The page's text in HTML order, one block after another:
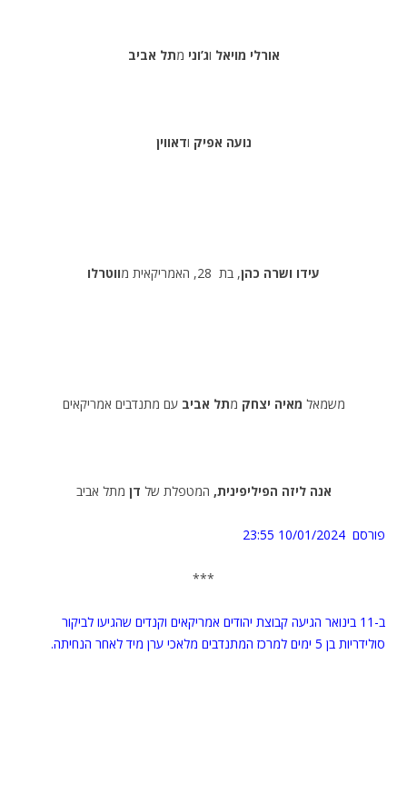
אורלי מויאל וג’וני מתל אביב
נועה אפיק ודאווין
עידו ושרה כהן, בת 28, האמריקאית מ ווטרלו
משמאל מאיה יצחק מתל אביב עם מתנדבים אמריקאים
אנה ליזה הפיליפינית, המטפלת של דן מתל אביב
פורסם 10/01/2024 23:55
***
ב-11 בינואר הגיעה קבוצת יהודים אמריקאים וקנדים שהגיעו לביקור
סולידריות בן 5 ימים למרכז המתנדבים מלאכי ערן מיד לאחר הנחיתה.